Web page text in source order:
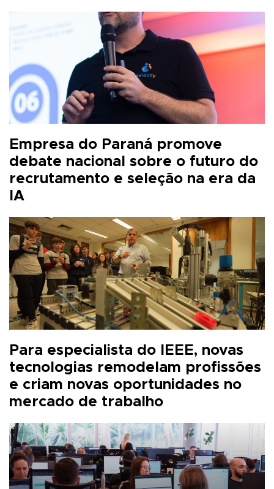
Empresa do Paraná promove
debate nacional sobre o futuro do
recrutamento e seleção na era da
IA
Para especialista do IEEE, novas
tecnologias remodelam profissões
e criam novas oportunidades no
mercado de trabalho